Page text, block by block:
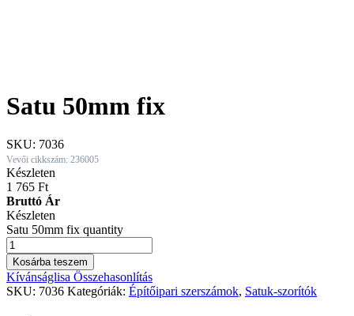
Satu 50mm fix
SKU: 7036
Vevői cikkszám: 236005
Készleten
1 765 Ft
Bruttó Ár
Készleten
Satu 50mm fix quantity
Kosárba teszem
Kívánságlisa Összehasonlítás
SKU: 7036 Kategóriák: Építőipari szerszámok, Satuk-szorítók